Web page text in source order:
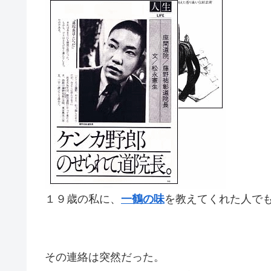
１９歳の私に、 一鶴の味を教えてくれた人で
その連絡は突然だった。